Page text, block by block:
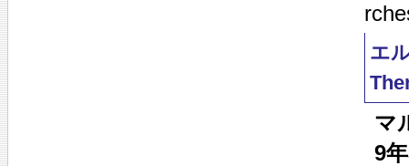
エ
マ
9